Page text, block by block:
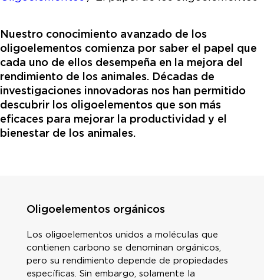
Nuestro conocimiento avanzado de los
oligoelementos comienza por saber el papel que
cada uno de ellos desempeña en la mejora del
rendimiento de los animales. Décadas de
investigaciones innovadoras nos han permitido
descubrir los oligoelementos que son más
eficaces para mejorar la productividad y el
bienestar de los animales.
Oligoelementos orgánicos
Los oligoelementos unidos a moléculas que
contienen carbono se denominan orgánicos,
pero su rendimiento depende de propiedades
específicas. Sin embargo, solamente la